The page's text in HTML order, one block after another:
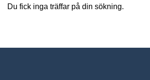
Du fick inga träffar på din sökning.